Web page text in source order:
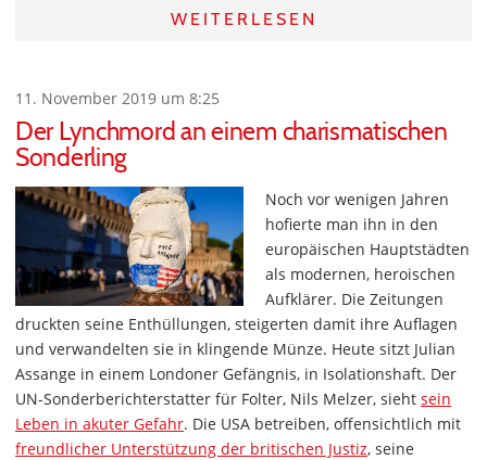
WEITERLESEN
11. November 2019 um 8:25
Der Lynchmord an einem charismatischen
Sonderling
Noch vor wenigen Jahren
hofierte man ihn in den
europäischen Hauptstädten
als modernen, heroischen
Aufklärer. Die Zeitungen
druckten seine Enthüllungen, steigerten damit ihre Auflagen
und verwandelten sie in klingende Münze. Heute sitzt Julian
Assange in einem Londoner Gefängnis, in Isolationshaft. Der
UN-Sonderberichterstatter für Folter, Nils Melzer, sieht sein
Leben in akuter Gefahr. Die USA betreiben, offensichtlich mit
freundlicher Unterstützung der britischen Justiz, seine